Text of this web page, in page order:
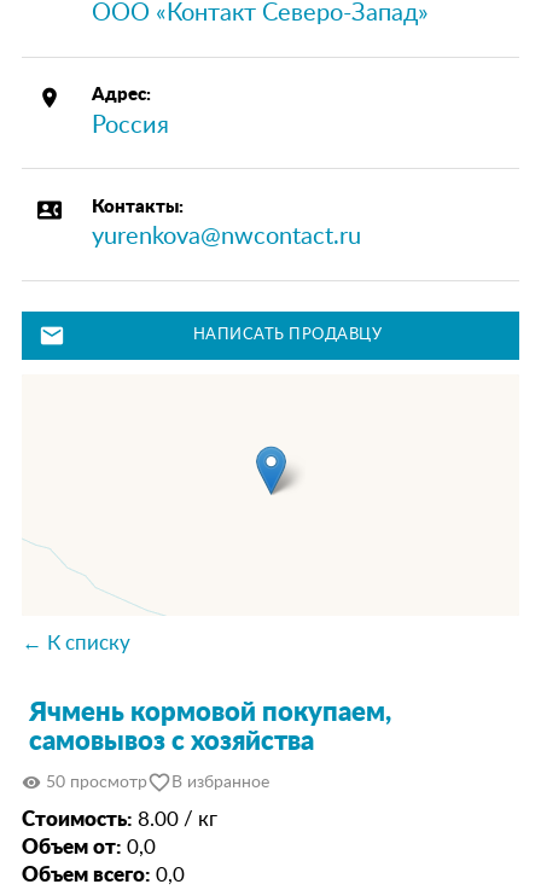
ООО «Контакт Северо-Запад»
place Адрес:
Россия
contact_phone Контакты:
yurenkova@nwcontact.ru
mail НАПИСАТЬ ПРОДАВЦУ
← К списку
Ячмень кормовой покупаем,
самовывоз с хозяйства
visibility 50 просмотрfavorite_border В избранное
Стоимость: 8.00 / кг
Объем от: 0,0
Объем всего: 0,0